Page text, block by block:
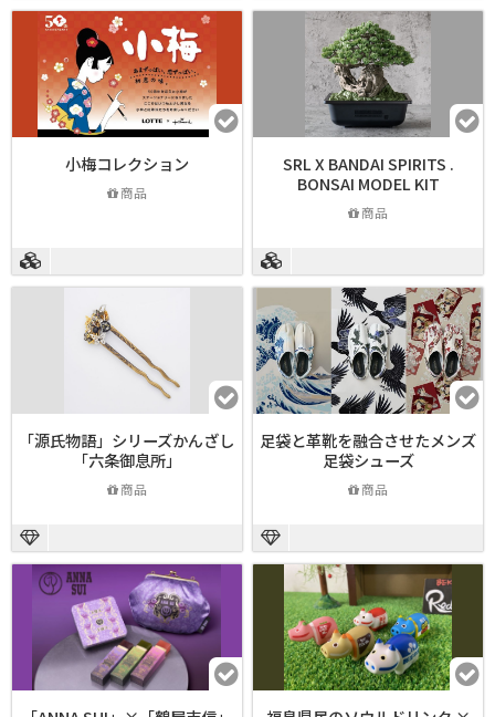
小梅コレクション
商品
SRL X BANDAI SPIRITS .
BONSAI MODEL KIT
商品
「源氏物語」シリーズかんざし
「六条御息所」
商品
足袋と革靴を融合させたメンズ
足袋シューズ
商品